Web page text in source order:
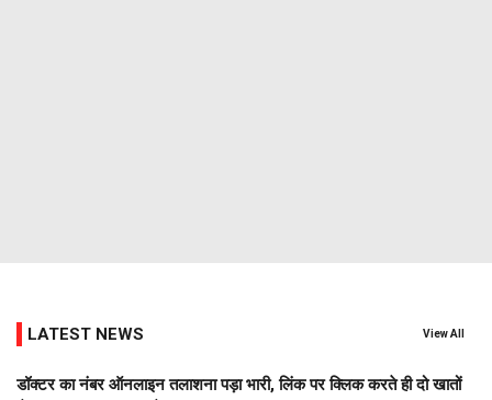
LATEST NEWS View All
डॉक्टर का नंबर ऑनलाइन तलाशना पड़ा भारी, लिंक पर क्लिक करते ही दो खातों